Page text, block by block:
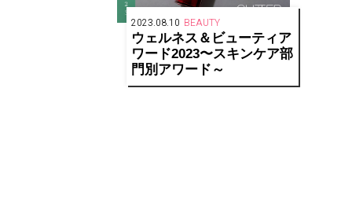
2023.08.10 BEAUTY
ウェルネス＆ビューティア
ワード2023〜スキンケア部
門別アワード～